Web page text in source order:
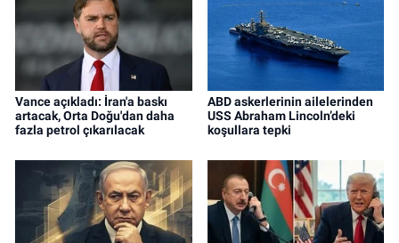
Vance açıkladı: İran'a baskı
artacak, Orta Doğu'dan daha
fazla petrol çıkarılacak
ABD askerlerinin ailelerinden
USS Abraham Lincoln’deki
koşullara tepki